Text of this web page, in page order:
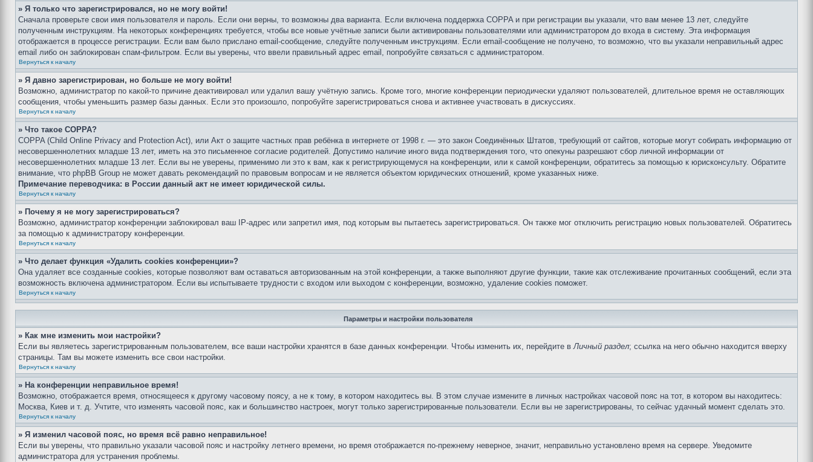
» Я только что зарегистрировался, но не могу войти!
Сначала проверьте свои имя пользователя и пароль. Если они верны, то возможны два варианта. Если включена поддержка COPPA и при регистрации вы указали, что вам менее 13 лет, следуйте
полученным инструкциям. На некоторых конференциях требуется, чтобы все новые учётные записи были активированы пользователями или администратором до входа в систему. Эта информация
отображается в процессе регистрации. Если вам было прислано email-сообщение, следуйте полученным инструкциям. Если email-сообщение не получено, то возможно, что вы указали неправильный адрес
email либо он заблокирован спам-фильтром. Если вы уверены, что ввели правильный адрес email, попробуйте связаться с администратором.
Вернуться к началу
» Я давно зарегистрирован, но больше не могу войти!
Возможно, администратор по какой-то причине деактивировал или удалил вашу учётную запись. Кроме того, многие конференции периодически удаляют пользователей, длительное время не оставляющих
сообщения, чтобы уменьшить размер базы данных. Если это произошло, попробуйте зарегистрироваться снова и активнее участвовать в дискуссиях.
Вернуться к началу
» Что такое COPPA?
COPPA (Child Online Privacy and Protection Act), или Акт о защите частных прав ребёнка в интернете от 1998 г. — это закон Соединённых Штатов, требующий от сайтов, которые могут собирать информацию от
несовершеннолетних младше 13 лет, иметь на это письменное согласие родителей. Допустимо наличие иного вида подтверждения того, что опекуны разрешают сбор личной информации от
несовершеннолетних младше 13 лет. Если вы не уверены, применимо ли это к вам, как к регистрирующемуся на конференции, или к самой конференции, обратитесь за помощью к юрисконсульту. Обратите
внимание, что phpBB Group не может давать рекомендаций по правовым вопросам и не является объектом юридических отношений, кроме указанных ниже.
Примечание переводчика: в России данный акт не имеет юридической силы.
Вернуться к началу
» Почему я не могу зарегистрироваться?
Возможно, администратор конференции заблокировал ваш IP-адрес или запретил имя, под которым вы пытаетесь зарегистрироваться. Он также мог отключить регистрацию новых пользователей. Обратитесь
за помощью к администратору конференции.
Вернуться к началу
» Что делает функция «Удалить cookies конференции»?
Она удаляет все созданные cookies, которые позволяют вам оставаться авторизованным на этой конференции, а также выполняют другие функции, такие как отслеживание прочитанных сообщений, если эта
возможность включена администратором. Если вы испытываете трудности с входом или выходом с конференции, возможно, удаление cookies поможет.
Вернуться к началу
Параметры и настройки пользователя
» Как мне изменить мои настройки?
Если вы являетесь зарегистрированным пользователем, все ваши настройки хранятся в базе данных конференции. Чтобы изменить их, перейдите вЛичный раздел; ссылка на него обычно находится вверху
страницы. Там вы можете изменить все свои настройки.
Вернуться к началу
» На конференции неправильное время!
Возможно, отображается время, относящееся к другому часовому поясу, а не к тому, в котором находитесь вы. В этом случае измените в личных настройках часовой пояс на тот, в котором вы находитесь:
Москва, Киев и т. д. Учтите, что изменять часовой пояс, как и большинство настроек, могут только зарегистрированные пользователи. Если вы не зарегистрированы, то сейчас удачный момент сделать это.
Вернуться к началу
» Я изменил часовой пояс, но время всё равно неправильное!
Если вы уверены, что правильно указали часовой пояс и настройку летнего времени, но время отображается по-прежнему неверное, значит, неправильно установлено время на сервере. Уведомите
администратора для устранения проблемы.